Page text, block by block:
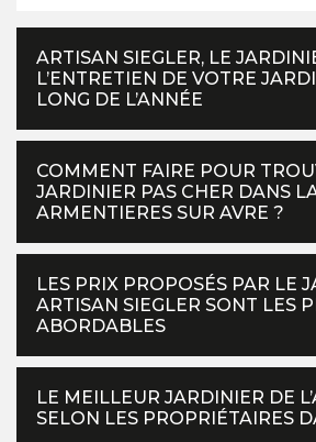
ARTISAN SIEGLER, LE
L’ENTRETIEN DE VOTRE
LONG DE L’ANNÉE
COMMENT FAIRE POUR
JARDINIER PAS CHER DANS
ARMENTIERES SUR AVRE ?
LES PRIX PROPOSÉS PAR LE
ARTISAN SIEGLER SONT LES
ABORDABLES
LE MEILLEUR JARDINIER DE
SELON LES PROPRIÉTAIRES